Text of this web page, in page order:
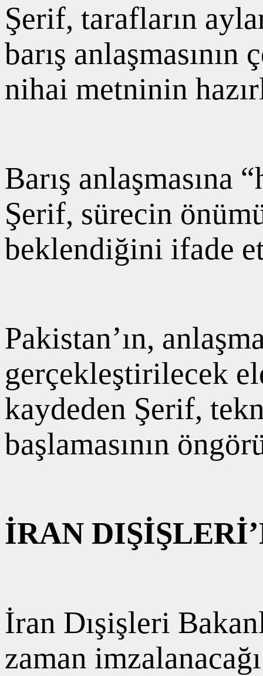
Şerif, tarafların
barış anlaşmasının
nihai metninin
Barış anlaşmasına
Şerif, sürecin
beklendiğini ifade
Pakistan’ın,
gerçekleştirilecek
kaydeden Şerif,
başlamasının
İRAN
İran Dışişleri
zaman